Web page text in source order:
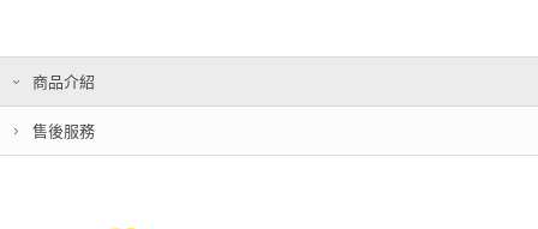
商品介紹
售後服務